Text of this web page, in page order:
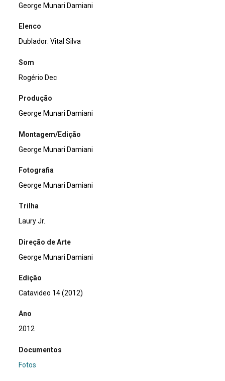
George Munari Damiani
Elenco
Dublador: Vital Silva
Som
Rogério Dec
Produção
George Munari Damiani
Montagem/Edição
George Munari Damiani
Fotografia
George Munari Damiani
Trilha
Laury Jr.
Direção de Arte
George Munari Damiani
Edição
Catavideo 14 (2012)
Ano
2012
Documentos
Fotos